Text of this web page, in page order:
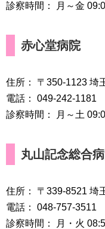
診察時間： 月～金
赤心堂病院
住所： 〒350-1123 埼
電話： 049-242-1181
診察時間： 月～土
丸山記念総合
住所： 〒339-8521 埼
電話： 048-757-3511
診察時間： 月・火